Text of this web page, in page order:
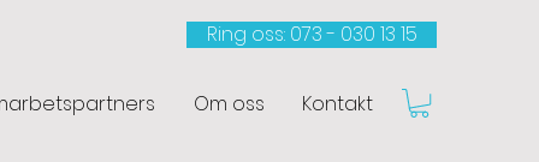
Ring oss: 073 - 030 13 15​
Om oss Kontakt